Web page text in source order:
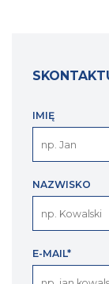
IMIĘ
NAZWISKO
E-MAIL*